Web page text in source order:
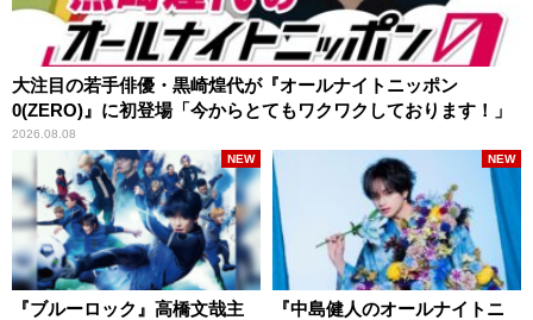
大注目の若手俳優・黒崎煌代が『オールナイトニッポン
0(ZERO)』に初登場「今からとてもワクワクしております！」
2026.08.08
『ブルーロック』高橋文哉主
NEW
『中島健人のオールナイトニ
NEW